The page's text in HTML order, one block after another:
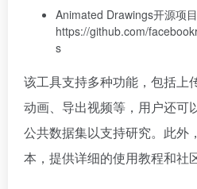
Animated Drawings开源项目
https://github.com/
s
该工具支持多种功能，包括上
动画、导出视频等，用户还可
公共数据集以支持研究。此外
本，提供详细的使用教程和社